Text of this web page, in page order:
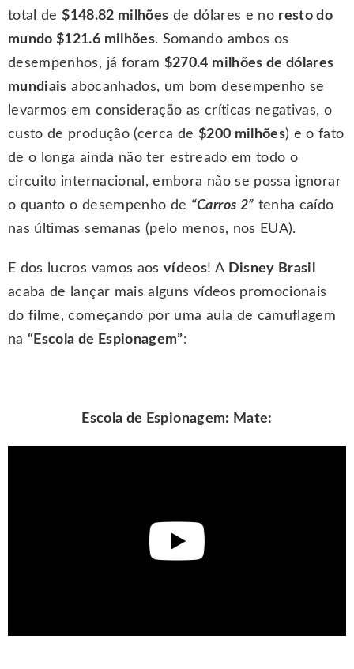
total de$148.82 milhões de dólares e no resto do
mundo $121.6 milhões. Somando ambos os
desempenhos, já foram $270.4 milhões de dólares
mundiais abocanhados, um bom desempenho se
levarmos em consideração as críticas negativas, o
custo de produção (cerca de $200 milhões) e o fato
de o longa ainda não ter estreado em todo o
circuito internacional, embora não se possa ignorar
o quanto o desempenho de “Carros 2” tenha caído
nas últimas semanas (pelo menos, nos EUA).
E dos lucros vamos aosvídeos! A Disney Brasil
acaba de lançar mais alguns vídeos promocionais
do filme, começando por uma aula de camuflagem
na“Escola de Espionagem”:
Escola de Espionagem: Mate: